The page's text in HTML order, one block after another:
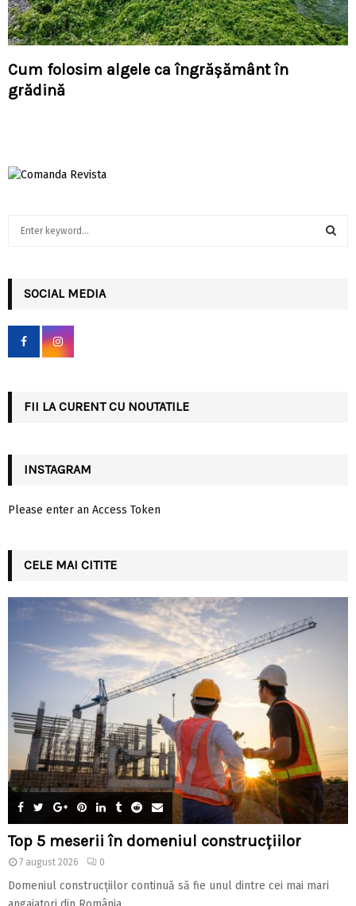
Cum folosim algele ca îngrășământ în
grădină
h
f
r
SOCIAL MEDIA
FII LA CURENT CU NOUTATILE
INSTAGRAM
Please enter an Access Token
CELE MAI CITITE
Top 5 meserii în domeniul construcțiilor
7 august 2026 0
Domeniul construcțiilor continuă să fie unul dintre cei mai mari